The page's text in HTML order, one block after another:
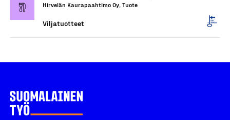
Hirvelän Kaurapaahtimo Oy, Tuote
Viljatuotteet